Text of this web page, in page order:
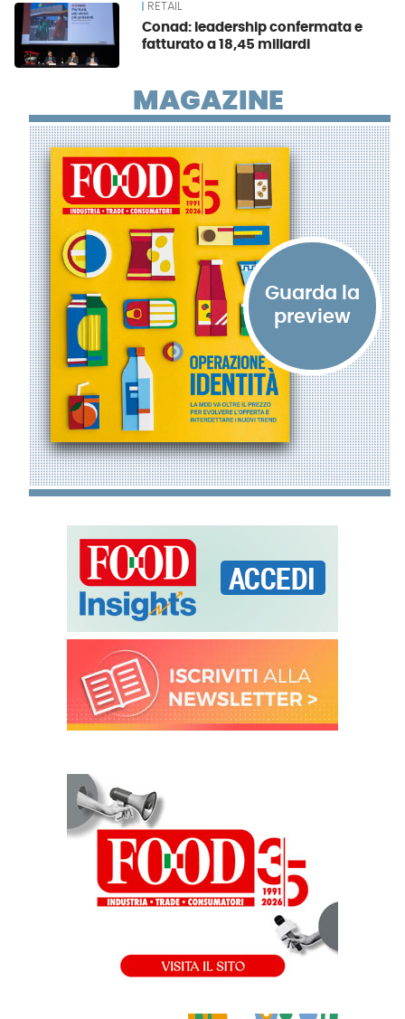
RETAIL
Conad: leadership confermata e
fatturato a 18,45 miliardi
MAGAZINE